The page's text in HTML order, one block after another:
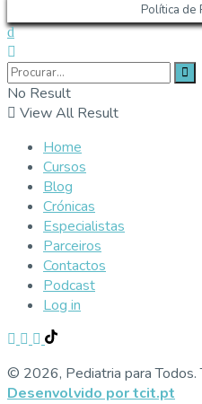
Política de
No Result
View All Result
Home
Cursos
Blog
Crónicas
Especialistas
Parceiros
Contactos
Podcast
Log in
© 2026, Pediatria para Todos.
Desenvolvido por tcit.pt